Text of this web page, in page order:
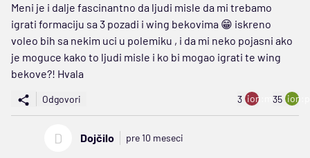
Meni je i dalje fascinantno da ljudi misle da mi trebamo
igrati formaciju sa 3 pozadi i wing bekovima 😁 iskreno
voleo bih sa nekim uci u polemiku , i da mi neko pojasni ako
je moguce kako to ljudi misle i ko bi mogao igrati te wing
bekove?! Hvala
Odgovori 3 ion:minus
35
D Dojčilo pre 10 meseci